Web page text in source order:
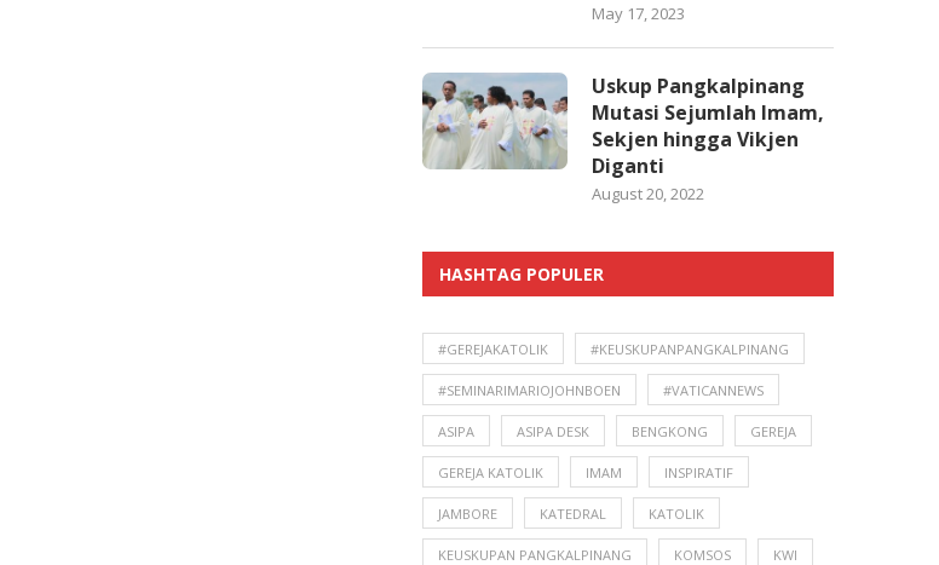
May 17, 2023
Uskup Pangkalpinang
Mutasi Sejumlah Imam,
Sekjen hingga Vikjen
Diganti
August 20, 2022
HASHTAG POPULER
#GEREJAKATOLIK #KEUSKUPANPANGKALPINANG
#SEMINARIMARIOJOHNBOEN #VATICANNEWS
ASIPA ASIPA DESK BENGKONG GEREJA
GEREJA KATOLIK IMAM INSPIRATIF
JAMBORE KATEDRAL KATOLIK
KEUSKUPAN PANGKALPINANG KOMSOS KWI